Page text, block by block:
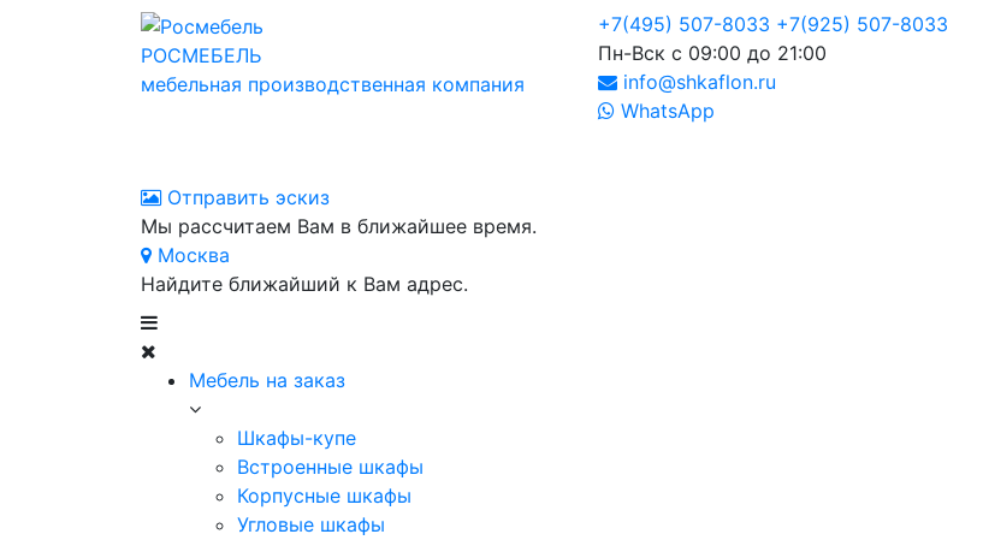
РОСМЕБЕЛЬ
мебельная производственная компания
+7(495) 507-8033 +7(925) 507-8033
Пн-Вск с 09:00 до 21:00
info@shkaflon.ru
WhatsApp
Отправить эскиз
Мы рассчитаем Вам в ближайшее время.
Москва
Найдите ближайший к Вам адрес.
Мебель на заказ
Шкафы-купе
Встроенные шкафы
Корпусные шкафы
Угловые шкафы